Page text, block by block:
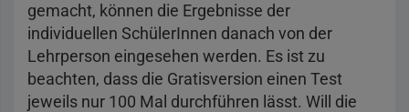
gemacht, können die Ergebnisse der
individuellen SchülerInnen danach von der
Lehrperson eingesehen werden. Es ist zu
beachten, dass die Gratisversion einen Test
jeweils nur 100 Mal durchführen lässt. Will die